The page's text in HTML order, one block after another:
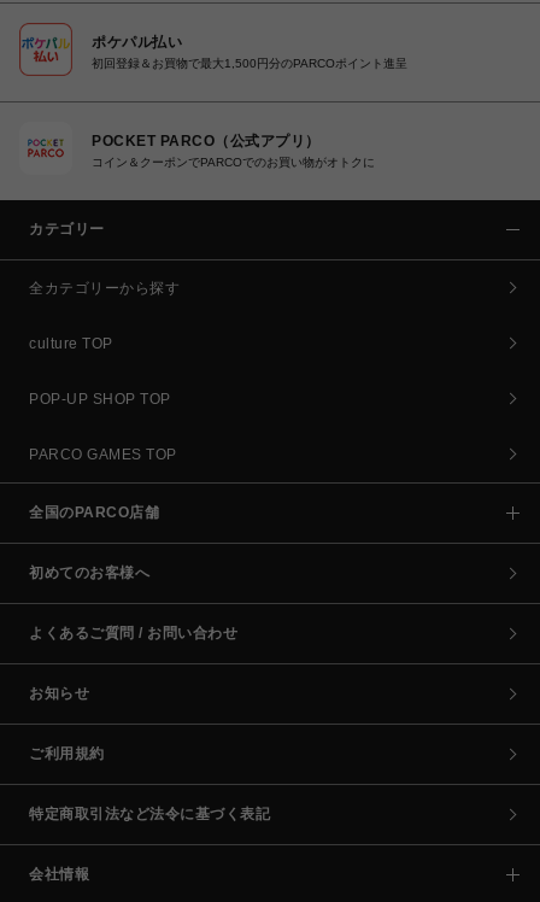
ポケパル払い
初回登録＆お買物で最大1,500円分のPARCOポイント進呈
POCKET PARCO（公式アプリ）
コイン＆クーポンでPARCOでのお買い物がオトクに
カテゴリー
全カテゴリーから探す
culture TOP
POP-UP SHOP TOP
PARCO GAMES TOP
全国のPARCO店舗
初めてのお客様へ
よくあるご質問 / お問い合わせ
お知らせ
ご利用規約
特定商取引法など法令に基づく表記
会社情報